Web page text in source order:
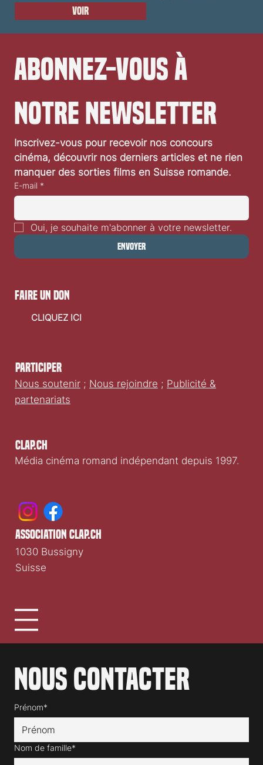
Voir
Abonnez-vous à
notre newsletter
Inscrivez-vous pour recevoir nos concours
cinéma, découvrir nos derniers articles et ne rien
manquer des sorties films en Suisse romande.
E-mail *
Oui, je souhaite m'abonner à votre newsletter.
Envoyer
Clap.ch
Média cinéma romand indépendant depuis 1997.
Participer
Nous soutenir ; Nous rejoindre ; Publicité &
partenariats
Nous contacter
Prénom*
Nom de famille*
faire un don
CLIQUEZ ICI
association clap.ch
1030 Bussigny
Suisse